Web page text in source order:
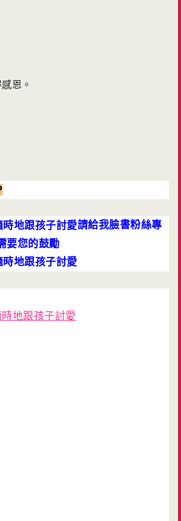
恩。
請給我臉書粉絲專
要您的鼓勵